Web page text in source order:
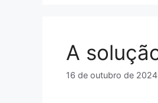
A
16 de outubro de 2024